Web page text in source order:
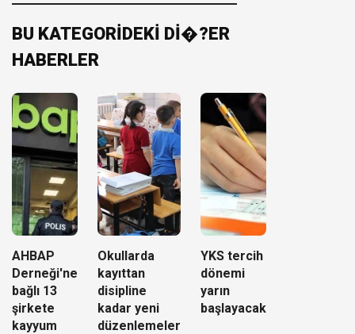
BU KATEGORİDEKİ Dİ�?ER
HABERLER
AHBAP
Derneği'ne
bağlı 13
şirkete
kayyum
Okullarda
kayıttan
disipline
kadar yeni
düzenlemeler
YKS tercih
dönemi
yarın
başlayacak